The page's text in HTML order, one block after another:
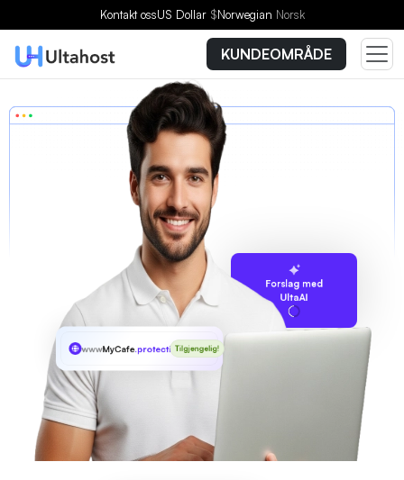
Kontakt ossUS Dollar $Norwegian Norsk
KUNDEOMRÅDE
Forslag med
UltaAI
wwwMyCafe.protectionTilgjengelig!